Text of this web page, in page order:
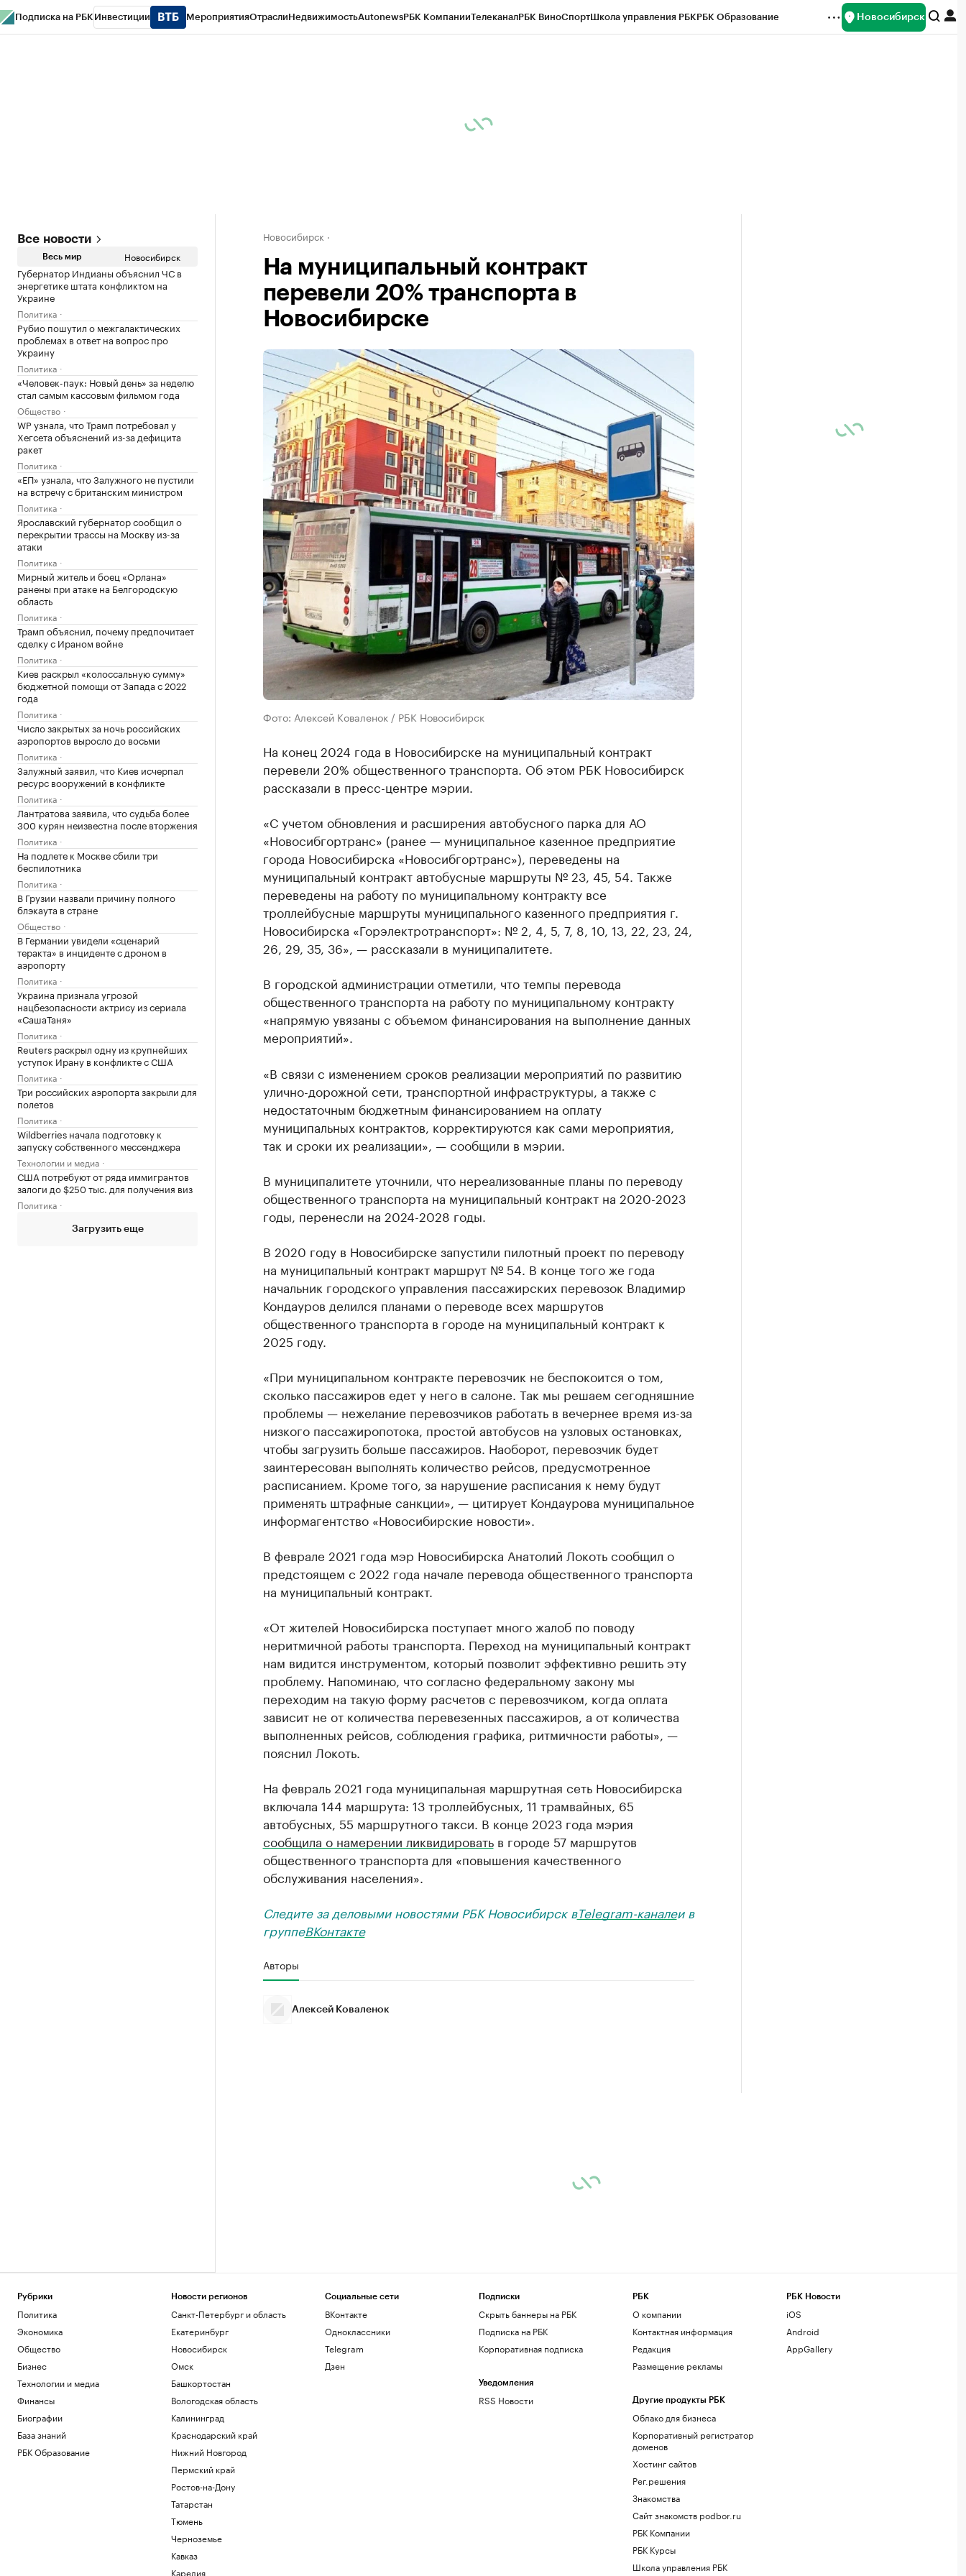
Подписка на РБК Инвестиции МероприятияОтраслиНедвижимостьAutonewsРБК КомпанииТелеканалРБК ВиноСпортШкола управления РБКРБК Образование Новосибирск
Все новости
Весь мир Новосибирск
Губернатор Индианы объяснил ЧС в
энергетике штата конфликтом на
Украине
Политика
Рубио пошутил о межгалактических
проблемах в ответ на вопрос про
Украину
Политика
«Человек-паук: Новый день» за неделю
стал самым кассовым фильмом года
Общество
WP узнала, что Трамп потребовал у
Хегсета объяснений из-за дефицита
ракет
Политика
«ЕП» узнала, что Залужного не пустили
на встречу с британским министром
Политика
Ярославский губернатор сообщил о
перекрытии трассы на Москву из-за
атаки
Политика
Мирный житель и боец «Орлана»
ранены при атаке на Белгородскую
область
Политика
Трамп объяснил, почему предпочитает
сделку с Ираном войне
Политика
Киев раскрыл «колоссальную сумму»
бюджетной помощи от Запада с 2022
года
Политика
Число закрытых за ночь российских
аэропортов выросло до восьми
Политика
Залужный заявил, что Киев исчерпал
ресурс вооружений в конфликте
Политика
Лантратова заявила, что судьба более
300 курян неизвестна после вторжения
Политика
На подлете к Москве сбили три
беспилотника
Политика
В Грузии назвали причину полного
блэкаута в стране
Общество
В Германии увидели «сценарий
теракта» в инциденте с дроном в
аэропорту
Политика
Украина признала угрозой
нацбезопасности актрису из сериала
«СашаТаня»
Политика
Reuters раскрыл одну из крупнейших
уступок Ирану в конфликте с США
Политика
Три российских аэропорта закрыли для
полетов
Политика
Wildberries начала подготовку к
запуску собственного мессенджера
Технологии и медиа
США потребуют от ряда иммигрантов
залоги до $250 тыс. для получения виз
Политика
Загрузить еще
Новосибирск
На муниципальный контракт
перевели 20% транспорта в
Новосибирске
Фото: Алексей Коваленок / РБК Новосибирск
На конец 2024 года в Новосибирске на муниципальный контракт
перевели 20% общественного транспорта. Об этом РБК Новосибирск
рассказали в пресс-центре мэрии.
«С учетом обновления и расширения автобусного парка для АО
«Новосибгортранс» (ранее — муниципальное казенное предприятие
города Новосибирска «Новосибгортранс»), переведены на
муниципальный контракт автобусные маршруты № 23, 45, 54. Также
переведены на работу по муниципальному контракту все
троллейбусные маршруты муниципального казенного предприятия г.
Новосибирска «Горэлектротранспорт»: № 2, 4, 5, 7, 8, 10, 13, 22, 23, 24,
26, 29, 35, 36», — рассказали в муниципалитете.
В городской администрации отметили, что темпы перевода
общественного транспорта на работу по муниципальному контракту
«напрямую увязаны с объемом финансирования на выполнение данных
мероприятий».
«В связи с изменением сроков реализации мероприятий по развитию
улично-дорожной сети, транспортной инфраструктуры, а также с
недостаточным бюджетным финансированием на оплату
муниципальных контрактов, корректируются как сами мероприятия,
так и сроки их реализации», — сообщили в мэрии.
В муниципалитете уточнили, что нереализованные планы по переводу
общественного транспорта на муниципальный контракт на 2020-2023
годы, перенесли на 2024-2028 годы.
В 2020 году в Новосибирске запустили пилотный проект по переводу
на муниципальный контракт маршрут № 54. В конце того же года
начальник городского управления пассажирских перевозок Владимир
Кондауров делился планами о переводе всех маршрутов
общественного транспорта в городе на муниципальный контракт к
2025 году.
«При муниципальном контракте перевозчик не беспокоится о том,
сколько пассажиров едет у него в салоне. Так мы решаем сегодняшние
проблемы — нежелание перевозчиков работать в вечернее время из-за
низкого пассажиропотока, простой автобусов на узловых остановках,
чтобы загрузить больше пассажиров. Наоборот, перевозчик будет
заинтересован выполнять количество рейсов, предусмотренное
расписанием. Кроме того, за нарушение расписания к нему будут
применять штрафные санкции», — цитирует Кондаурова муниципальное
информагентство «Новосибирские новости».
В феврале 2021 года мэр Новосибирска Анатолий Локоть сообщил о
предстоящем с 2022 года начале перевода общественного транспорта
на муниципальный контракт.
«От жителей Новосибирска поступает много жалоб по поводу
неритмичной работы транспорта. Переход на муниципальный контракт
нам видится инструментом, который позволит эффективно решить эту
проблему. Напоминаю, что согласно федеральному закону мы
переходим на такую форму расчетов с перевозчиком, когда оплата
зависит не от количества перевезенных пассажиров, а от количества
выполненных рейсов, соблюдения графика, ритмичности работы», —
пояснил Локоть.
На февраль 2021 года муниципальная маршрутная сеть Новосибирска
включала 144 маршрута: 13 троллейбусных, 11 трамвайных, 65
автобусных, 55 маршрутного такси. В конце 2023 года мэрия
сообщила о намерении ликвидироватьв городе 57 маршрутов
общественного транспорта для «повышения качественного
обслуживания населения».
Следите за деловыми новостями РБК Новосибирск вTelegram-каналеи в
группеВКонтакте
Авторы
Алексей Коваленок
Рубрики
Политика
Экономика
Общество
Бизнес
Технологии и медиа
Финансы
Биографии
База знаний
РБК Образование
Новости регионов
Санкт-Петербург и область
Екатеринбург
Новосибирск
Омск
Башкортостан
Вологодская область
Калининград
Краснодарский край
Нижний Новгород
Пермский край
Ростов-на-Дону
Татарстан
Тюмень
Черноземье
Кавказ
Карелия
Социальные сети
ВКонтакте
Одноклассники
Telegram
Дзен
Подписки
Скрыть баннеры на РБК
Подписка на РБК
Корпоративная подписка
Уведомления
RSS Новости
РБК
О компании
Контактная информация
Редакция
Размещение рекламы
Другие продукты РБК
Облако для бизнеса
Корпоративный регистратор
доменов
Хостинг сайтов
Рег.решения
Знакомства
Сайт знакомств podbor.ru
РБК Компании
РБК Курсы
Школа управления РБК
РБК Новости
iOS
Android
AppGallery